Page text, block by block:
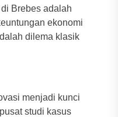
Brebes adalah
ekonomi
dilema klasik
menjadi kunci
studi kasus